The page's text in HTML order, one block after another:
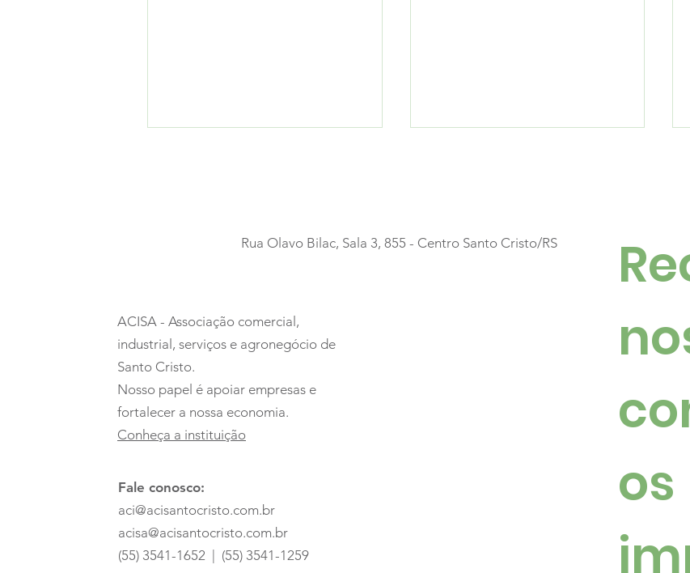
encantou todas as
idades
ACISA - Associação comercial,
industrial, serviços e agronegócio de
Santo Cristo.
Nosso papel é apoiar empresas e
fortalecer a nossa economia.
Conheça a instituição
Fale conosco:
aci@acisantocristo.com.br
acisa@acisantocristo.com.br
(55) 3541-1652 | (55) 3541-1259
Rua Olavo Bilac, Sala 3, 855 - Centro Santo Cristo/RS
os